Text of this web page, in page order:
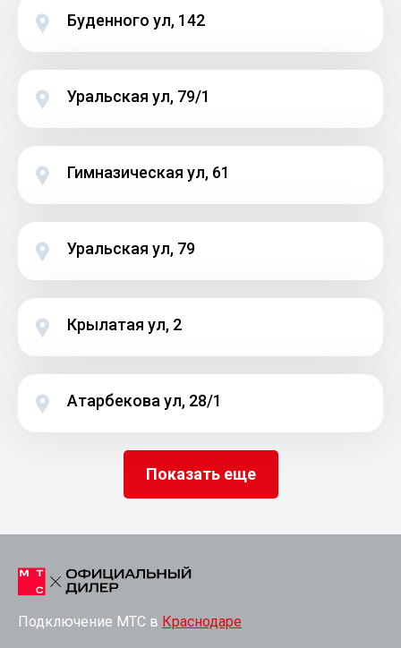
Буденного ул, 142
Уральская ул, 79/1
Гимназическая ул, 61
Уральская ул, 79
Крылатая ул, 2
Атарбекова ул, 28/1
Показать еще
Подключение МТС в Краснодаре